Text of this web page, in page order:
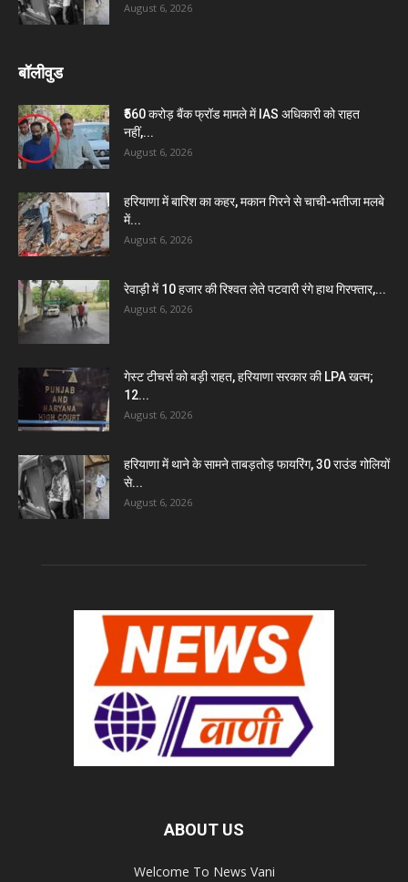
August 6, 2026
बॉलीवुड
₹560 करोड़ बैंक फ्रॉड मामले में IAS अधिकारी को राहत
नहीं,...
August 6, 2026
हरियाणा में बारिश का कहर, मकान गिरने से चाची-भतीजा मलबे
में...
August 6, 2026
रेवाड़ी में 10 हजार की रिश्वत लेते पटवारी रंगे हाथ गिरफ्तार,...
August 6, 2026
गेस्ट टीचर्स को बड़ी राहत, हरियाणा सरकार की LPA खत्म;
12...
August 6, 2026
हरियाणा में थाने के सामने ताबड़तोड़ फायरिंग, 30 राउंड गोलियों
से...
August 6, 2026
ABOUT US
Welcome To News Vani